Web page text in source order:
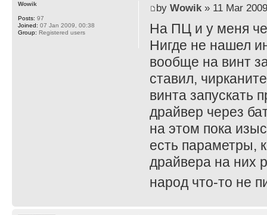
by Wowik» 11 Mar
На ПЦ и у меня
Нигде не нашел
вообще на винт
ставил,
винта запускать
драйвер через
на этом пока
есть параметры,
драйвера на них
народ что-то не
Wowik
Posts: 97
Joined: 07 Jan 2009, 00:38
Group: Registered users